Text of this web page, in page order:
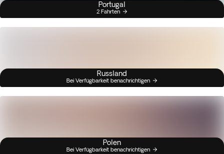
Portugal
2 Fahrten
Russland
Bei Verfügbarkeit benachrichtigen
Polen
Bei Verfügbarkeit benachrichtigen